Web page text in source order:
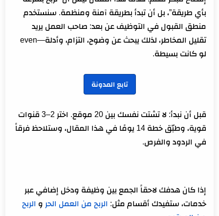
الخاتمة
أسئلة سريعة قبل أن تبدأ اليوم
بأي طريقة”، بل أن تبدأ بطريقة آمنة ومنظمة. سنستخدم
منطق القبول في التوظيف عن بعد: صاحب العمل يريد
تقليل المخاطر، لذلك يبحث عن وضوح، التزام، وأدلة—even
لو كانت بسيطة.
تابع المدونة
قبل أن نبدأ: لا تشتت نفسك بين 20 موقع. اختر 2–3 قنوات
قوية، وطبّق خطة 14 يومًا في هذا المقال، وستلاحظ فرقاً
في الردود والفرص.
إذا كان هدفك لاحقاً الجمع بين وظيفة ودخل إضافي عبر
خدمات، ستفيدك أقسام مثل: الربح من العمل الحر و الربح